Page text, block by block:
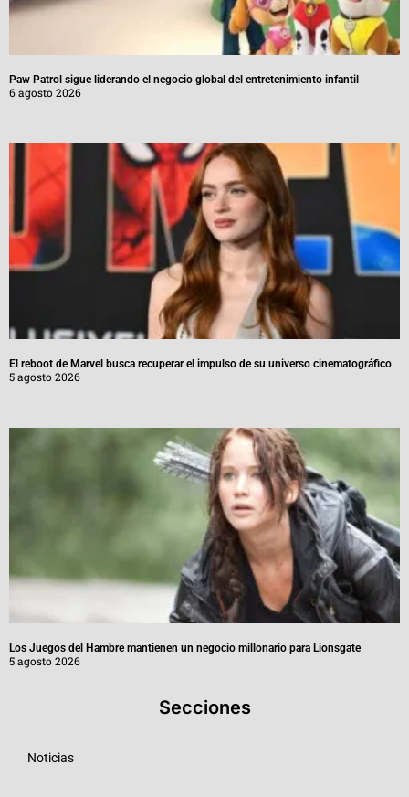
Paw Patrol sigue liderando el negocio global del entretenimiento infantil
6 agosto 2026
El reboot de Marvel busca recuperar el impulso de su universo cinematográfico
5 agosto 2026
Los Juegos del Hambre mantienen un negocio millonario para Lionsgate
5 agosto 2026
Secciones
Noticias